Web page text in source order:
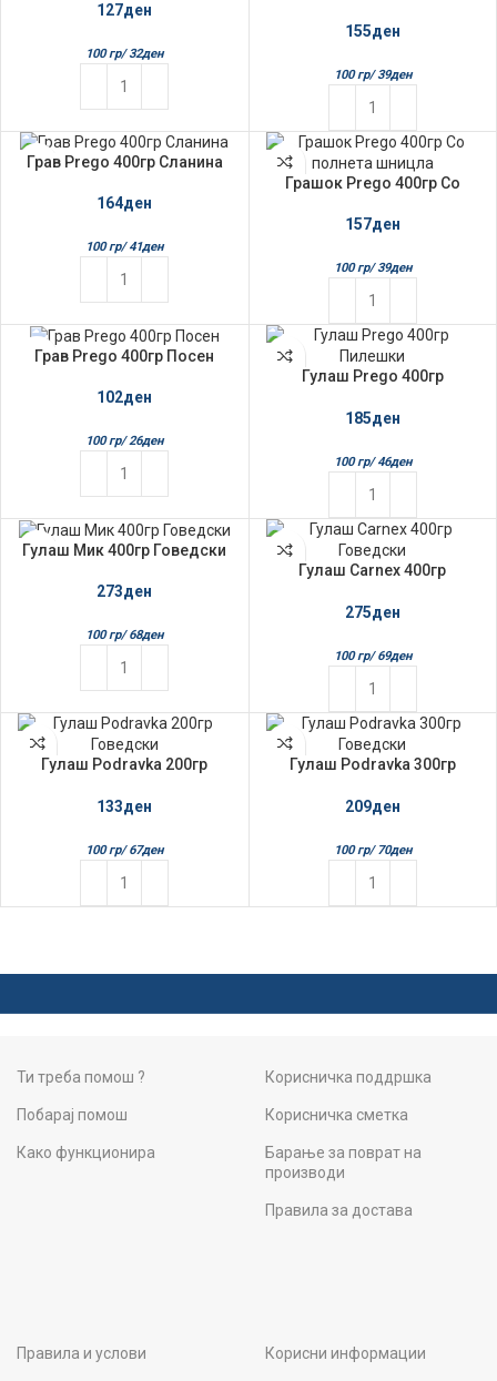
127ден
100 гр/ 32ден
155ден
100 гр/ 39ден
Грав Prego 400гр Сланина
164ден
100 гр/ 41ден
Грашок Prego 400гр Со
157ден
100 гр/ 39ден
Грав Prego 400гр Посен
102ден
100 гр/ 26ден
Гулаш Prego 400гр
185ден
100 гр/ 46ден
Гулаш Мик 400гр Говедски
273ден
100 гр/ 68ден
Гулаш Carnex 400гр
275ден
100 гр/ 69ден
Гулаш Podravka 200гр
133ден
100 гр/ 67ден
Гулаш Podravka 300гр
209ден
100 гр/ 70ден
Ти треба помош ?
Побарај помош
Како функционира
Корисничка поддршка
Корисничка сметка
Барање за поврат на
производи
Правила за достава
Правила и услови Корисни информации